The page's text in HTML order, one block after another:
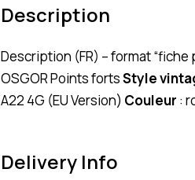
Description
Description (FR) – format
OSGOR Points fortsStyle
A22 4G (EU Version) Couleur :
Delivery Info